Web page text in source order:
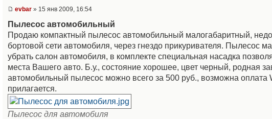
evbar » 15 янв 2009, 16:54
Пылесос автомобильный
Продаю компактный пылесос автомобильный малогабаритный,
бортовой сети автомобиля, через гнездо прикуривателя. Пылесос
убрать салон автомобиля, в комплекте специальная насадка
места Вашего авто. Б.у., состояние хорошее, цвет черный, родная
автомобильный пылесос можно всего за 500 руб., возможна
прилагается.
Пылесос для автомобиля